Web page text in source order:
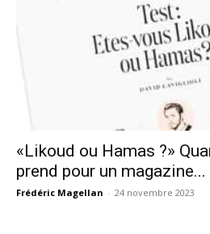
«Likoud ou Hamas ?»
prend pour un magazine...
Frédéric Magellan - 24 novembre 2023